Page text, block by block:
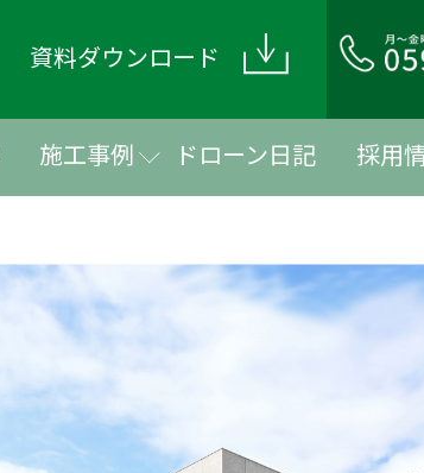
資料ダウンロード
施工事例 ドローン日記 採用